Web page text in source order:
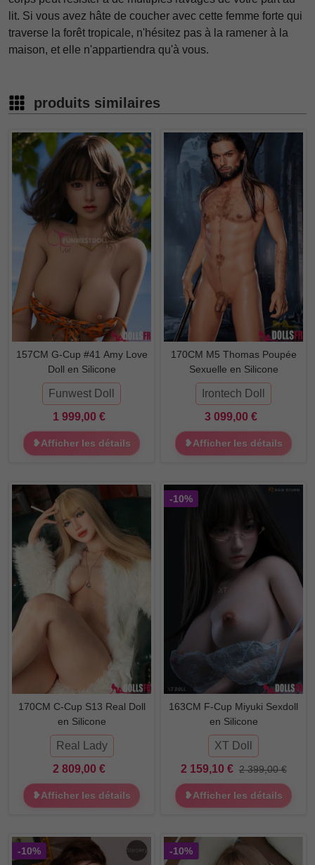
lit. Si vous avez hâte de coucher avec cette femme forte qui
traverse la forêt tropicale, n'hésitez pas à la ramener à la
maison, et elle n'appartiendra qu'à vous.
produits similaires
157CM G-Cup #41 Amy Love
Doll en Silicone
Funwest Doll
1 999,00 €
❥Afficher les détails
170CM M5 Thomas Poupée
Sexuelle en Silicone
Irontech Doll
3 099,00 €
❥Afficher les détails
170CM C-Cup S13 Real Doll
en Silicone
Real Lady
2 809,00 €
❥Afficher les détails
-10%
163CM F-Cup Miyuki Sexdoll
en Silicone
XT Doll
2 159,10 € 2 399,00 €
❥Afficher les détails
-10% -10%